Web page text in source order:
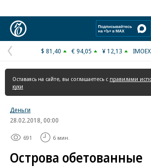
Предыдущая
страница
$ 81,40 € 94,05 ¥ 12,13
Оставаясь на сайте, вы соглашаетесь с правилами
куки
Деньги
28.02.2018, 00:00
691 6 мин.
Острова обетованные